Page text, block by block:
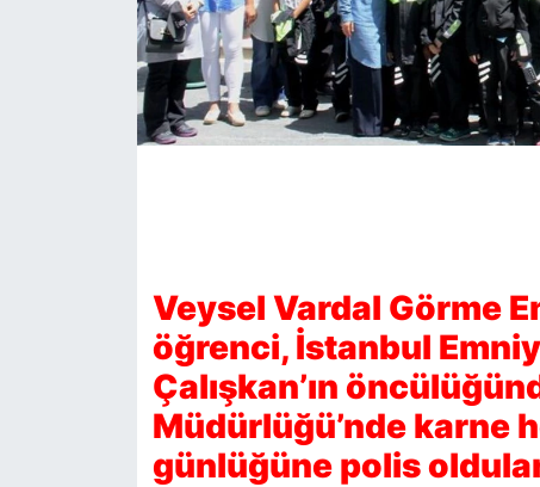
Veysel Vardal Görme
öğrenci, İstanbul
Çalışkan’ın
Müdürlüğü’nde karne
günlüğüne polis
RÖPORTAJ
SAĞLIK
SİYASET
SON DAKİKA HABERİ